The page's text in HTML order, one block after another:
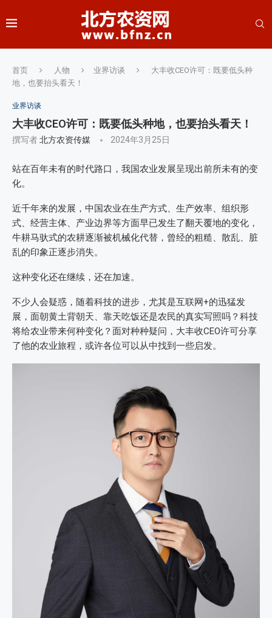
首页 人物 业界访谈
大丰收CEO许可：既要低头种
地，也要抬头看天！
业界访谈
大丰收CEO许可：既要低头种地，也要抬头看天！
撰写者北方农资传媒 2024年3月25日
站在百年未有的时代路口，我国农业发展呈现出前所未有的变
化。
近千年来的发展，中国农业在生产方式、生产效率、组织形
式、经营主体、产业边界等方面早已发生了翻天覆地的变化，
牛耕马驮式的农耕逐渐被机械化代替，曾经的粗糙、散乱、脏
乱的印象正逐步消失。
这种变化还在继续，还在加速。
不少人会疑惑，随着科技的进步，尤其是互联网+的迅猛发
展，面朝黄土背朝天、靠天吃饭还是农民的真实写照吗？科技
将给农业带来何种变化？面对种种疑问，大丰收CEO许可分享
了他的农业旅程，或许各位可以从中找到一些启发。